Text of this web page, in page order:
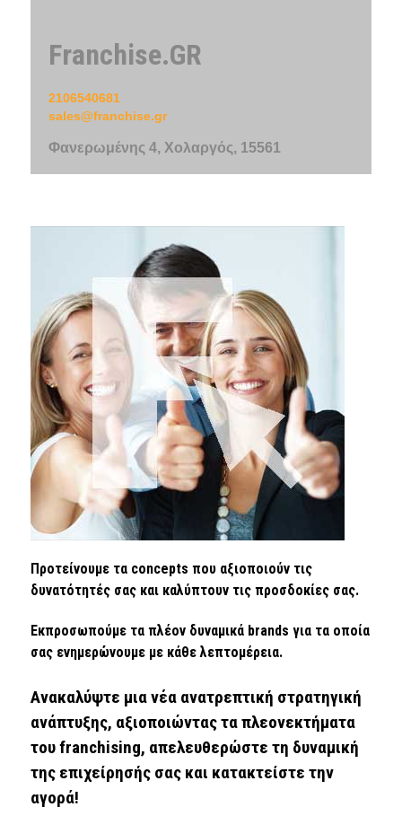
Franchise.GR
2106540681
sales@franchise.gr
Φανερωμένης 4, Χολαργός, 15561
Προτείνουμε τα concepts που αξιοποιούν τις
δυνατότητές σας και καλύπτουν τις προσδοκίες σας.
Εκπροσωπούμε τα πλέον δυναμικά brands για τα οποία
σας ενημερώνουμε με κάθε λεπτομέρεια.
Ανακαλύψτε μια νέα ανατρεπτική στρατηγική
ανάπτυξης, αξιοποιώντας τα πλεονεκτήματα
του franchising, απελευθερώστε τη δυναμική
της επιχείρησής σας και κατακτείστε την
αγορά!